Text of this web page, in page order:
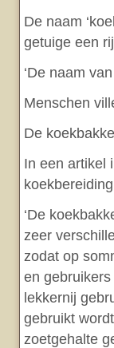
De naam
getuige een
‘De naam
Menschen
De
In een artikel
‘De
zeer
zodat op
en
lekkernij
gebruikt
zoetgehalte